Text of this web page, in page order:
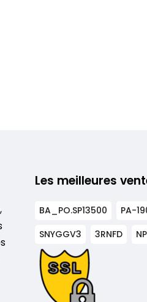
Les meilleures
BA_PO.SP13500 PA-
SNYGGV3
3RNFD